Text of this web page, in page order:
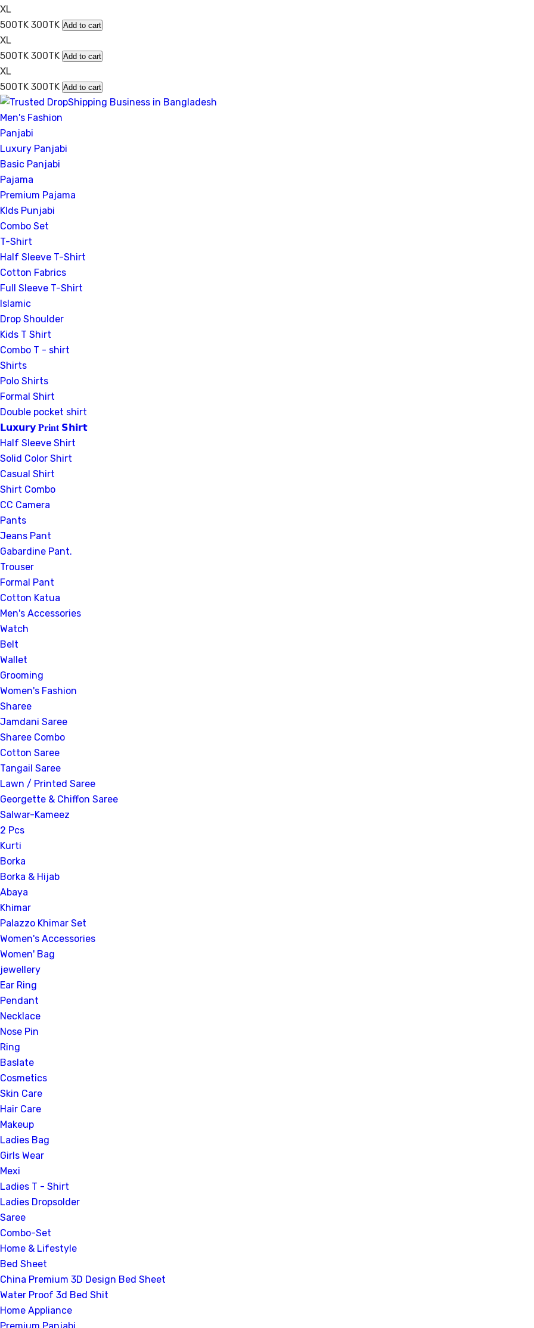
XL
500TK 300TK Add to cart
XL
500TK 300TK Add to cart
XL
500TK 300TK Add to cart
Men's Fashion
Panjabi
Luxury Panjabi
Basic Panjabi
Pajama
Premium Pajama
KIds Punjabi
Combo Set
T-Shirt
Half Sleeve T-Shirt
Cotton Fabrics
Full Sleeve T-Shirt
Islamic
Drop Shoulder
Kids T Shirt
Combo T - shirt
Shirts
Polo Shirts
Formal Shirt
Double pocket shirt
𝗟𝘂𝘅𝘂𝗿𝘆 𝐏𝐫𝐢𝐧𝐭 𝗦𝗵𝗶𝗿𝘁
Half Sleeve Shirt
Solid Color Shirt
Casual Shirt
Shirt Combo
CC Camera
Pants
Jeans Pant
Gabardine Pant.
Trouser
Formal Pant
Cotton Katua
Men's Accessories
Watch
Belt
Wallet
Grooming
Women's Fashion
Sharee
Jamdani Saree
Sharee Combo
Cotton Saree
Tangail Saree
Lawn / Printed Saree
Georgette & Chiffon Saree
Salwar-Kameez
2 Pcs
Kurti
Borka
Borka & Hijab
Abaya
Khimar
Palazzo Khimar Set
Women's Accessories
Women' Bag
jewellery
Ear Ring
Pendant
Necklace
Nose Pin
Ring
Baslate
Cosmetics
Skin Care
Hair Care
Makeup
Ladies Bag
Girls Wear
Mexi
Ladies T - Shirt
Ladies Dropsolder
Saree
Combo-Set
Home & Lifestyle
Bed Sheet
China Premium 3D Design Bed Sheet
Water Proof 3d Bed Shit
Home Appliance